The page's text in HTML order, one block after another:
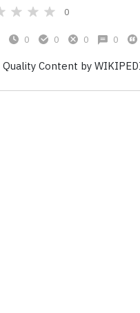
0
0 0 0 0
Quality Content by